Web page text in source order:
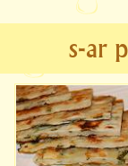
s-ar